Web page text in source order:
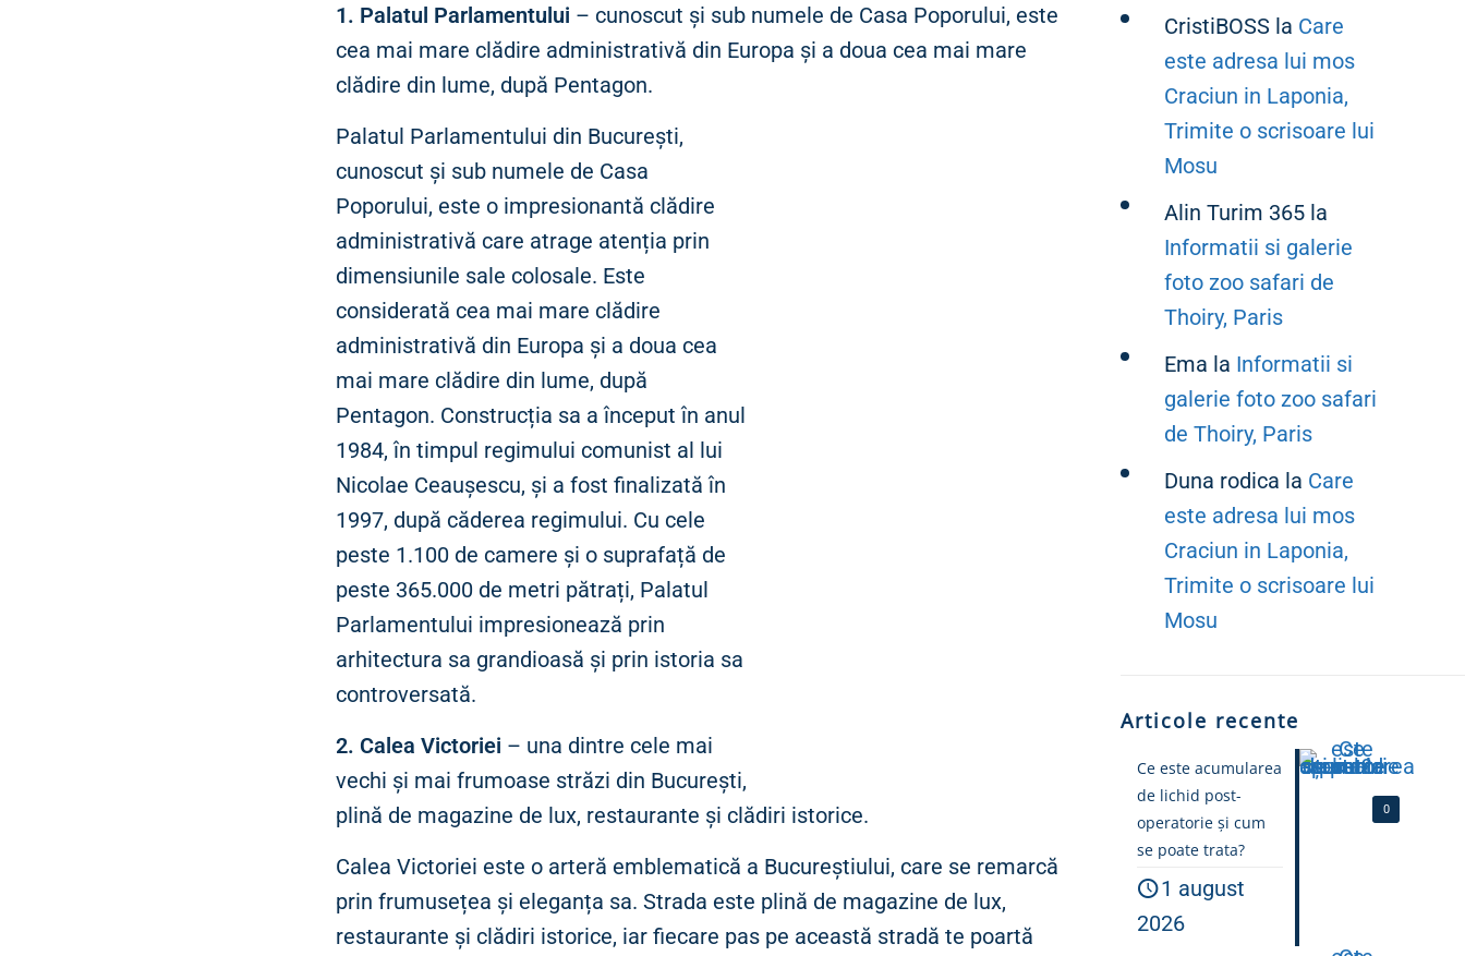
1. Palatul Parlamentului – cunoscut și sub numele de Casa Poporului, este
cea mai mare clădire administrativă din Europa și a doua cea mai mare
clădire din lume, după Pentagon.
Palatul Parlamentului din București,
cunoscut și sub numele de Casa
Poporului, este o impresionantă clădire
administrativă care atrage atenția prin
dimensiunile sale colosale. Este
considerată cea mai mare clădire
administrativă din Europa și a doua cea
mai mare clădire din lume, după
Pentagon. Construcția sa a început în anul
1984, în timpul regimului comunist al lui
Nicolae Ceaușescu, și a fost finalizată în
1997, după căderea regimului. Cu cele
peste 1.100 de camere și o suprafață de
peste 365.000 de metri pătrați, Palatul
Parlamentului impresionează prin
arhitectura sa grandioasă și prin istoria sa
controversată.
2. Calea Victoriei – una dintre cele mai
vechi și mai frumoase străzi din București,
plină de magazine de lux, restaurante și clădiri istorice.
Calea Victoriei este o arteră emblematică a Bucureștiului, care se remarcă
prin frumusețea și eleganța sa. Strada este plină de magazine de lux,
restaurante și clădiri istorice, iar fiecare pas pe această stradă te poartă
CristiBOSS la Care
este adresa lui mos
Craciun in Laponia,
Trimite o scrisoare lui
Mosu
Alin Turim 365la
Informatii si galerie
foto zoo safari de
Thoiry, Paris
Ema la Informatii si
galerie foto zoo safari
de Thoiry, Paris
Duna rodica la Care
este adresa lui mos
Craciun in Laponia,
Trimite o scrisoare lui
Mosu
Articole recente
0
Ce este acumularea
de lichid post-
operatorie și cum
se poate trata?
1 august
2026